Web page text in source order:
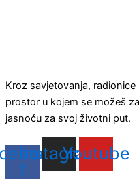
Kroz savjetovanja,
prostor u kojem se možeš
jasnoću za svoj životni put.
f
Instagram
Youtube